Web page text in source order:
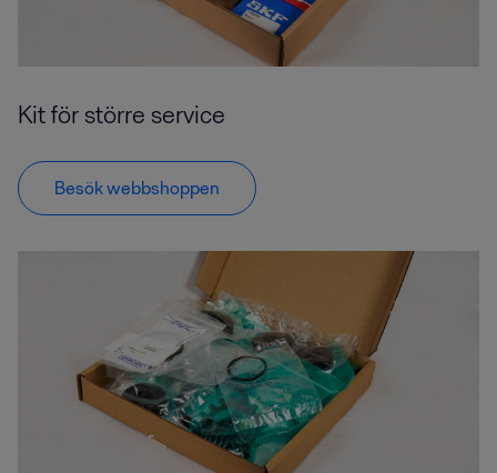
Kit för större service
Besök webbshoppen